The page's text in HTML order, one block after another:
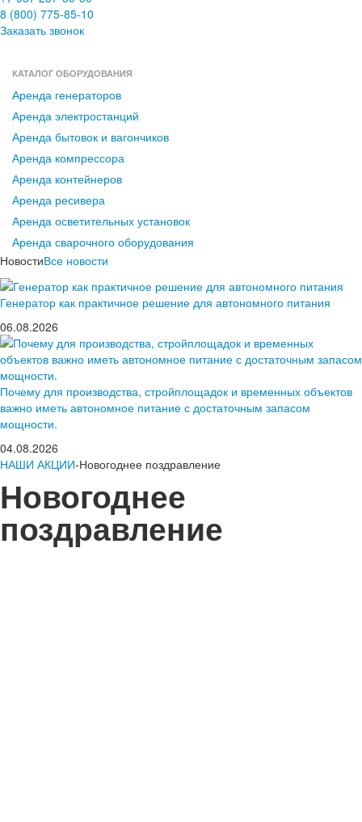
8 (800) 775-85-10
Заказать звонок
КАТАЛОГ ОБОРУДОВАНИЯ
Аренда генераторов
Аренда электростанций
Аренда бытовок и вагончиков
Аренда компрессора
Аренда контейнеров
Аренда ресивера
Аренда осветительных установок
Аренда сварочного оборудования
НовостиВсе новости
Генератор как практичное решение для автономного питания
06.08.2026
Почему для производства, стройплощадок и временных объектов
важно иметь автономное питание с достаточным запасом
мощности.
04.08.2026
НАШИ АКЦИИ-Новогоднее поздравление
Новогоднее
поздравление